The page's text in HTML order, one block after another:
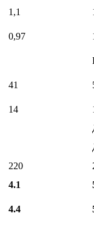
1,1
0,97
41
14
220
4.1
4.4